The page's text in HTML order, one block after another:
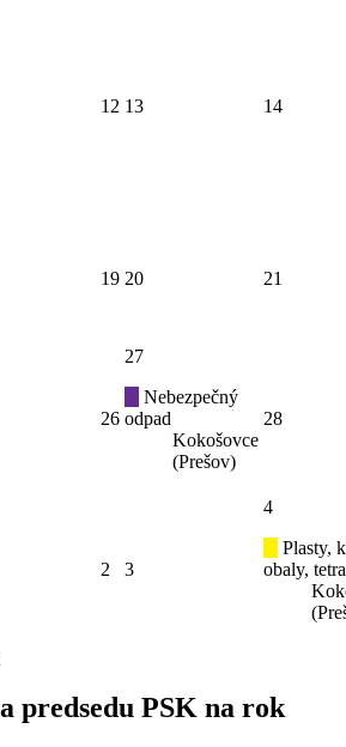
12 13 14
19 20 21
26
27
Nebezpečný
odpad
Kokošovce
(Prešov)
28
2 3
4
Plasty,
obaly,
predsedu PSK na rok